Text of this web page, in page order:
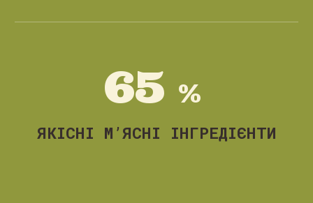
65 %
ЯКІСНІ М’ЯСНІ ІНГРЕДІЄНТИ